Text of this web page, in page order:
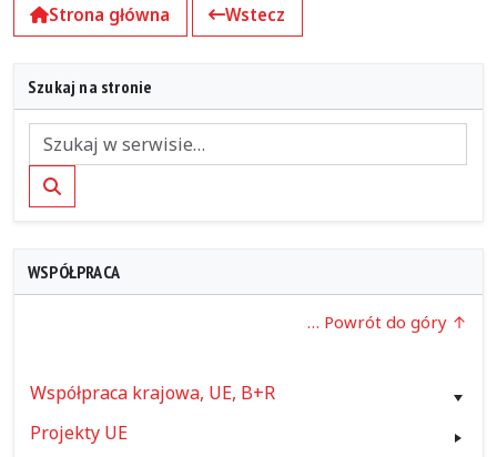
Strona główna
Wstecz
Szukaj na stronie
Szukaj
WSPÓŁPRACA
… Powrót do góry
Współpraca krajowa, UE, B+R
Projekty UE